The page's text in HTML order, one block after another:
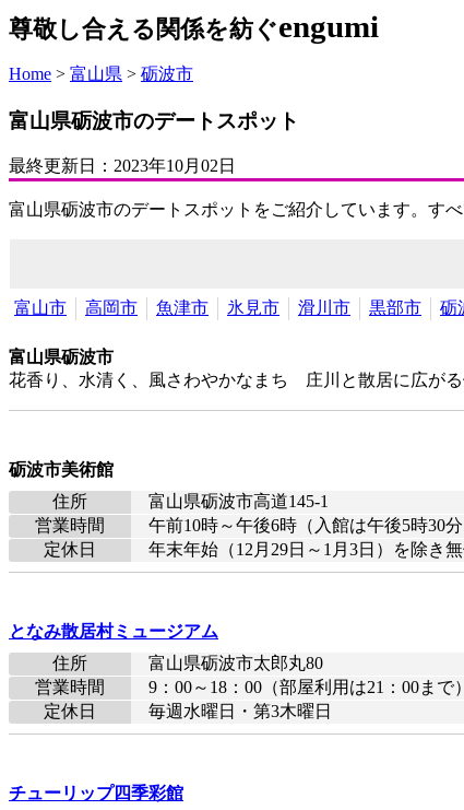
尊敬し合える関係を紡ぐengumi
Home > 富山県 > 砺波市
富山県砺波市のデートスポット
最終更新日： 2023年10月02日
富山県砺波市のデートスポットをご紹介しています。す
富山市 高岡市 魚津市 氷見市 滑川市 黒部市 砺
富山県砺波市
花香り、水清く、風さわやかなまち 庄川と散居に広が
砺波市美術館
住所
富山県砺波市高道145-1
営業時間
午前10時～午後6時（入館は午後5時30分
定休日
年末年始（12月29日～1月3日）を除き
となみ散居村ミュージアム
住所
富山県砺波市太郎丸80
営業時間
9：00～18：00（部屋利用は21：00ま
定休日
毎週水曜日・第3木曜日
チューリップ四季彩館